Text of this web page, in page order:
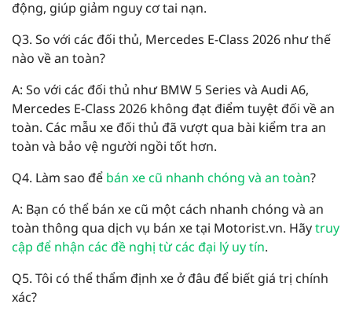
động, giúp giảm nguy cơ tai nạn.
Q3. So với các đối thủ, Mercedes E-Class 2026 như thế
nào về an toàn?
A: So với các đối thủ như BMW 5 Series và Audi A6,
Mercedes E-Class 2026 không đạt điểm tuyệt đối về an
toàn. Các mẫu xe đối thủ đã vượt qua bài kiểm tra an
toàn và bảo vệ người ngồi tốt hơn.
Q4. Làm sao để bán xe cũ nhanh chóng và an toàn?
A: Bạn có thể bán xe cũ một cách nhanh chóng và an
toàn thông qua dịch vụ bán xe tại Motorist.vn. Hãytruy
cập để nhận các đề nghị từ các đại lý uy tín.
Q5. Tôi có thể thẩm định xe ở đâu để biết giá trị chính
xác?